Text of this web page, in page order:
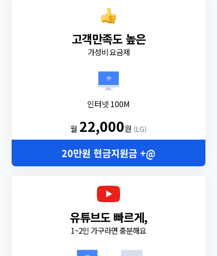
고객만족도 높은
가성비 요금제
인터넷 100M
월 22,000원 (LG)
20만원 현금지원금 +@
유튜브도 빠르게,
1~2인 가구라면 충분해요